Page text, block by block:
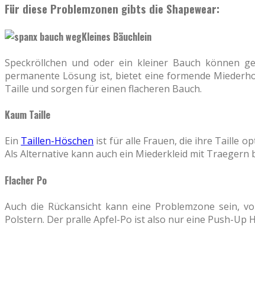
Für diese Problemzonen gibts die Shapewear:
Kleines Bäuchlein
Speckröllchen und oder ein kleiner Bauch können
permanente Lösung ist, bietet eine formende
Taille und sorgen für einen flacheren Bauch.
Kaum Taille
Ein Taillen-Höschen ist für alle Frauen, die ihre Taille
Als Alternative kann auch ein Miederkleid mit Traegern
Flacher Po
Auch die Rückansicht kann eine Problemzone sein,
Polstern. Der pralle Apfel-Po ist also nur eine Push-Up